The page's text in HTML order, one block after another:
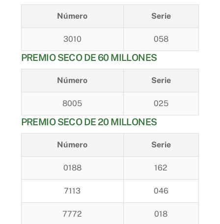
Número Serie
3010 058
PREMIO SECO DE 60 MILLONES
Número Serie
8005 025
PREMIO SECO DE 20 MILLONES
Número Serie
0188 162
7113 046
7772 018